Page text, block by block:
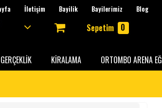
İletişim Bayilik Bayilerimiz Blog
Sepetim 0
KİRALAMA ORTOMBO ARENA